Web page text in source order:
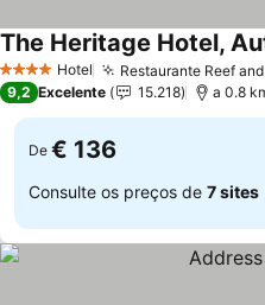
4 EstrelasHotel Restaurante Reef
The Heritage Hotel,
9,2 Excelente 15.218 a 0.8
De € 136
Consulte os preços de 7 sites